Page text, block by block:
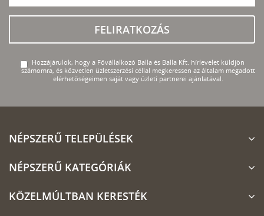
FELIRATKOZÁS
Hozzájárulok, hogy a Fővállalkozó Balla és Balla Kft. hírlevelet küldjön
számomra, és közvetlen üzletszerzési céllal megkeressen az általam megadott
elérhetőségeimen saját vagy üzleti partnerei ajánlatával.
NÉPSZERŰ TELEPÜLÉSEK
NÉPSZERŰ KATEGÓRIÁK
KÖZELMÚLTBAN KERESTÉK